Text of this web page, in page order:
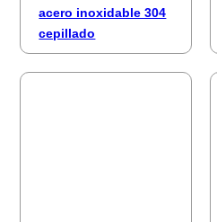
acero inoxidable 304
cepillado